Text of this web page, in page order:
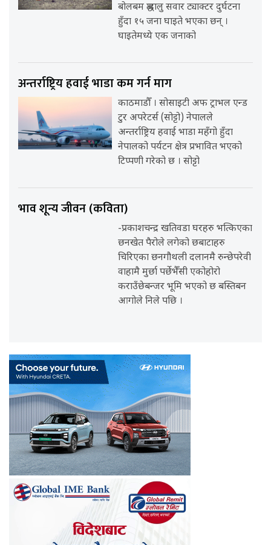
बोलबम श्रद्धालु सवार ट्याक्टर दुर्घटना
हुँदा १५ जना घाइते भएका छन् ।
घाइतेमध्ये एक जनाको
अन्तर्राष्ट्रिय हवाई भाडा कम गर्न माग
काठमाडौँ । सोसाइटी अफ ट्राभल एन्ड
टुर अपरेटर्स (सोट्टो) नेपालले
अन्तर्राष्ट्रिय हवाई भाडा महँगो हुँदा
नेपालको पर्यटन क्षेत्र प्रभावित भएको
टिप्पणी गरेको छ । सोट्टो
भाव शून्य जीवन (कविता)
-प्रकाशचन्द्र खतिवडा घरहरु भत्किएका
छनखेत पैरोले लगेको छबाटाहरु
चिरिएका छनगौथली दलानमै रुन्छेपरेवी
वाहामै मुर्छा पर्छेभैँसी एकोहोरो
कराउँछेबन्जर भूमि भएको छ बस्तिबन
आगोले निले पछि ।